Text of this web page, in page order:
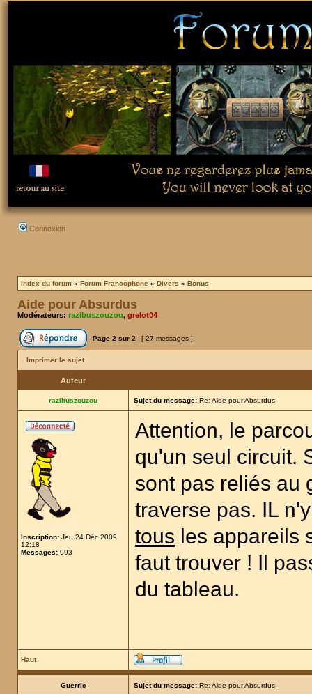
Connexion
Index du forum » Forum Francophone » Divers » Bonus
Aide pour Absurdus
Modérateurs: razibuszouzou, grelot04
Page 2 sur 2 [ 27 messages ]
Imprimer le sujet
Auteur
razibuszouzou Sujet du message: Re: Aide pour Absurdus
Inscription: Jeu 24 Déc 2009
12:18
Messages: 993
Attention, le
qu'un seul circuit.
sont pas reliés au
traverse pas. IL
tous les appareils
faut trouver ! Il
du tableau.
Haut
Guerric Sujet du message: Re: Aide pour Absurdus